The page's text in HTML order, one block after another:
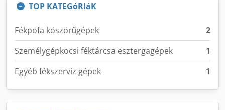
TOP KATEGóRIáK
Fékpofa köszörűgépek
2
Személygépkocsi féktárcsa esztergagépek
1
Egyéb fékszerviz gépek
1